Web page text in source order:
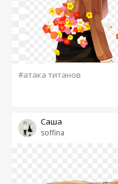
#атака титанов
soffina
Саша